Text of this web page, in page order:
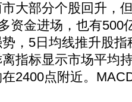
大部分个股回升，
资金进场，也有500
，5日均线推升股
指标显示市场平均
2400点附近。